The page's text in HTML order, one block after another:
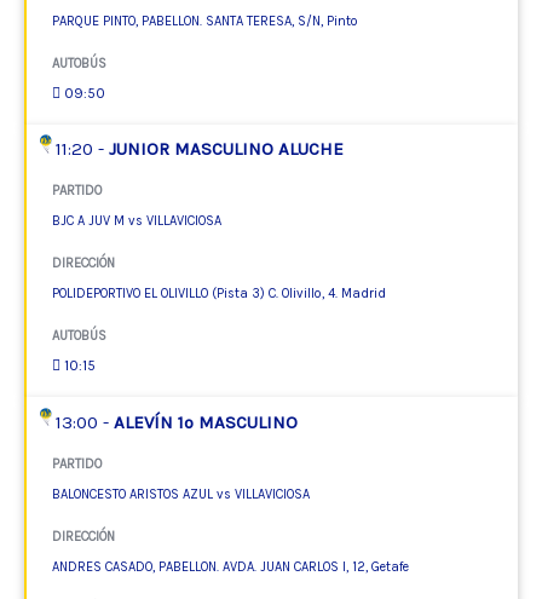
PARQUE PINTO, PABELLON. SANTA TERESA, S/N, Pinto
AUTOBÚS
09:50
11:20 - JUNIOR MASCULINO ALUCHE
PARTIDO
BJC A JUV M vs VILLAVICIOSA
DIRECCIÓN
POLIDEPORTIVO EL OLIVILLO (Pista 3) C. Olivillo, 4. Madrid
AUTOBÚS
10:15
13:00 - ALEVÍN 1º MASCULINO
PARTIDO
BALONCESTO ARISTOS AZUL vs VILLAVICIOSA
DIRECCIÓN
ANDRES CASADO, PABELLON. AVDA. JUAN CARLOS I, 12, Getafe